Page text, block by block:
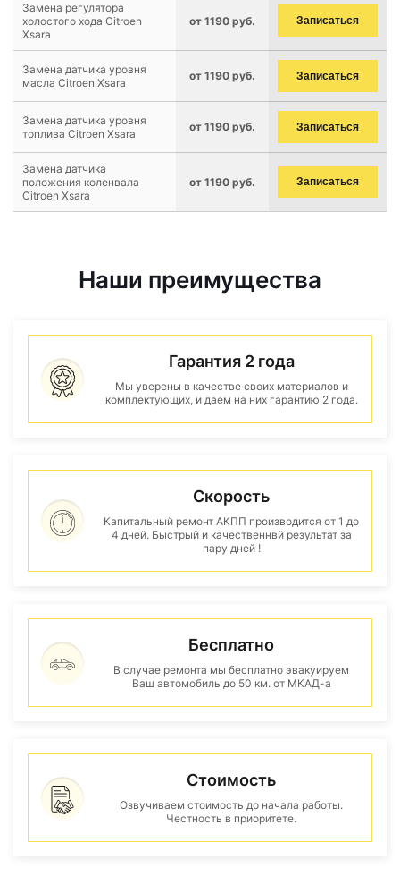
Замена регулятора
холостого хода Citroen
Xsara
от 1190 руб. Записаться
Замена датчика уровня
масла Citroen Xsara
от 1190 руб. Записаться
Замена датчика уровня
топлива Citroen Xsara
от 1190 руб. Записаться
Замена датчика
положения коленвала
Citroen Xsara
от 1190 руб. Записаться
Наши преимущества
Гарантия 2 года
Мы уверены в качестве своих материалов и
комплектующих, и даем на них гарантию 2 года.
Скорость
Капитальный ремонт АКПП производится от 1 до
4 дней. Быстрый и качественнвй результат за
пару дней !
Бесплатно
В случае ремонта мы бесплатно эвакуируем
Ваш автомобиль до 50 км. от МКАД-а
Стоимость
Озвучиваем стоимость до начала работы.
Честность в приоритете.